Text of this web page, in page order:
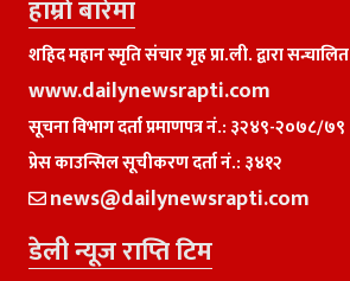
हाम्राे बारेमा
शहिद महान स्मृति संचार गृह प्रा.ली. द्वारा सन्चालित
www.dailynewsrapti.com
सूचना विभाग दर्ता प्रमाणपत्र नं.: ३२४९-२०७८/७९
प्रेस काउन्सिल सूचीकरण दर्ता नं.: ३४१२
news@dailynewsrapti.com
डेली न्यूज राप्ति टिम